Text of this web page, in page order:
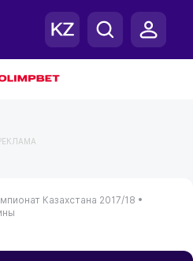
Казахстана 2017/18 •